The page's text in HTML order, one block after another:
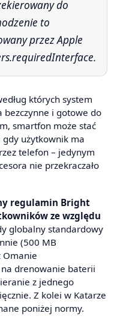
do
to
przez Apple
których system
bezczynne i gotowe do
smartfon może stać
użytkownik ma
telefon – jedynym
nie przekraczało
regulamin Bright
ze względu
globalny standardowy
(500 MB
Omanie
drenowanie baterii
z jednego
Z kolei w Katarze
poniżej normy.